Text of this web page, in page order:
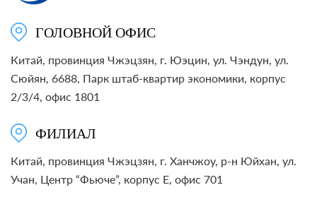
ГОЛОВНОЙ ОФИС
Китай, провинция Чжэцзян, г. Юэцин, ул. Чэндун, ул.
Сюйян, 6688, Парк штаб-квартир экономики, корпус
2/3/4, офис 1801
ФИЛИАЛ
Китай, провинция Чжэцзян, г. Ханчжоу, р-н Юйхан, ул.
Учан, Центр “Фьюче”, корпус E, офис 701